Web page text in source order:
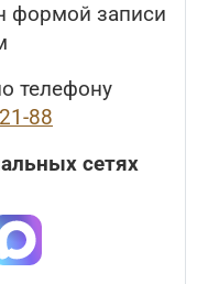
формой записи
телефону
88
сетях